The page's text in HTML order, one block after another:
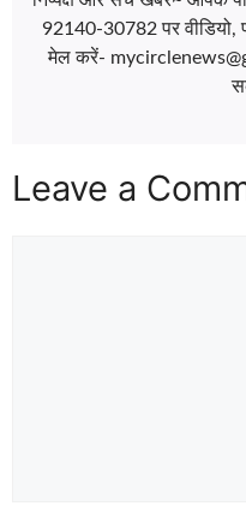
92140-30782 पर
मेल करें-
Leave a